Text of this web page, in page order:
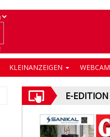
KLEINANZEIGEN WEBCAM
E-EDITION